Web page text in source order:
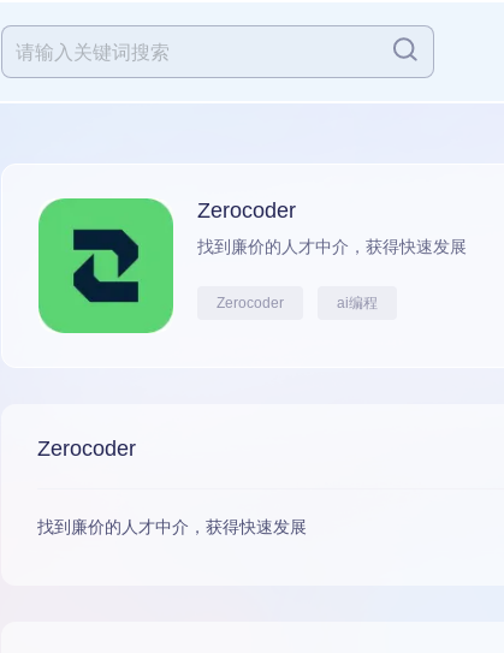
Zerocoder
找到廉价的人才中介，获得快速发展
Zerocoder ai编程
Zerocoder
找到廉价的人才中介，获得快速发展